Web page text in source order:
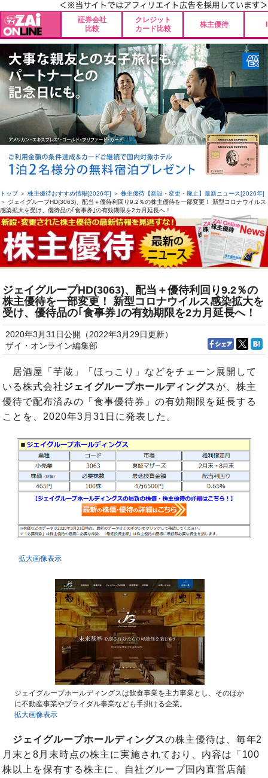
証券会社
比較
クレジット
カード比較
株主優待
トップ＞ 株主優待おすすめ情報[2026年] ＞ 株主優待【新設・変更・廃止】最新ニュース[2026年]
＞ ジェイグループHD(3063)、配当＋優待利回り9.2％の株主優待を一部変更！ 新型コロナウイルス
感染拡大を受け、優待品の｢食事券｣の有効期限を2カ月延長へ！
ジェイグループHD(3063)、配当＋優待利回り9.2％の
株主優待を一部変更！ 新型コロナウイルス感染拡大を
受け、優待品の｢食事券｣の有効期限を2カ月延長へ！
2020年3月31日公開（2022年3月29日更新）
ザイ・オンライン編集部
居酒屋「芋蔵」「ほっこり」などをチェーン展開して
いる株式会社ジェイグループホールディングスが、株主
優待で配布済みの「食事優待券」の有効期限を延長する
ことを、2020年3月31日に発表した。
拡大画像表示
ジェイグループホールディングスは飲食事業を主力事業とし、そのほか
に不動産事業やブライダル事業なども手掛ける企業。
拡大画像表示
ジェイグループホールディングスの株主優待は、毎年2
月末と8月末時点の株主に実施されており、内容は「100
株以上を保有する株主に、自社グループ国内直営店舗